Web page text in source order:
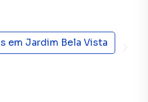
em Jardim Bela Vista